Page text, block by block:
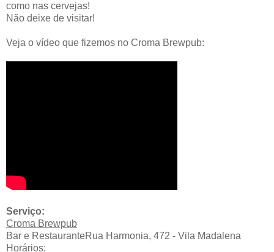
como nas cervejas!
Não deixe de visitar!
Veja o vídeo que fizemos no Croma Brewpub:
Serviço:
Croma Brewpub
Bar e RestauranteRua Harmonia, 472 - Vila Madalena
Horários: